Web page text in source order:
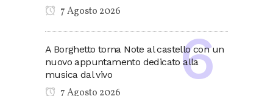
7 Agosto 2026
A Borghetto torna Note al castello con un
nuovo appuntamento dedicato alla
musica dal vivo
7 Agosto 2026